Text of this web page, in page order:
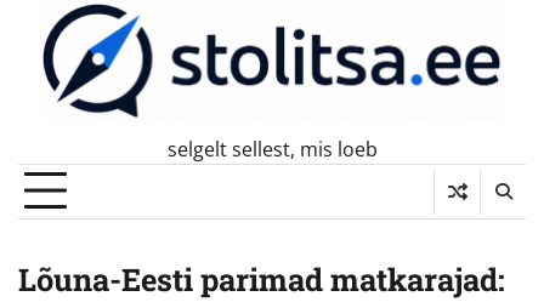
content
selgelt sellest, mis loeb
Lõuna-Eesti parimad matkarajad: